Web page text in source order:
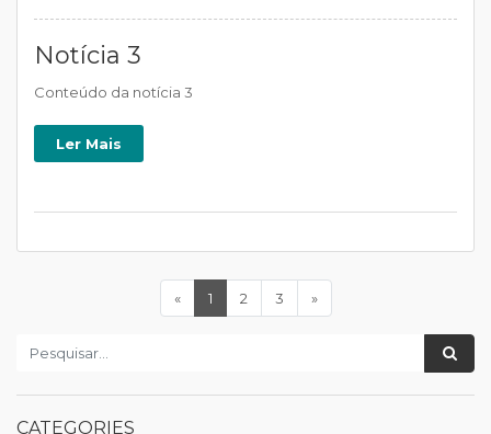
Notícia 3
Conteúdo da notícia 3
Ler Mais
«Anterior
1 (current)
2 3 »Seguinte
CATEGORIES